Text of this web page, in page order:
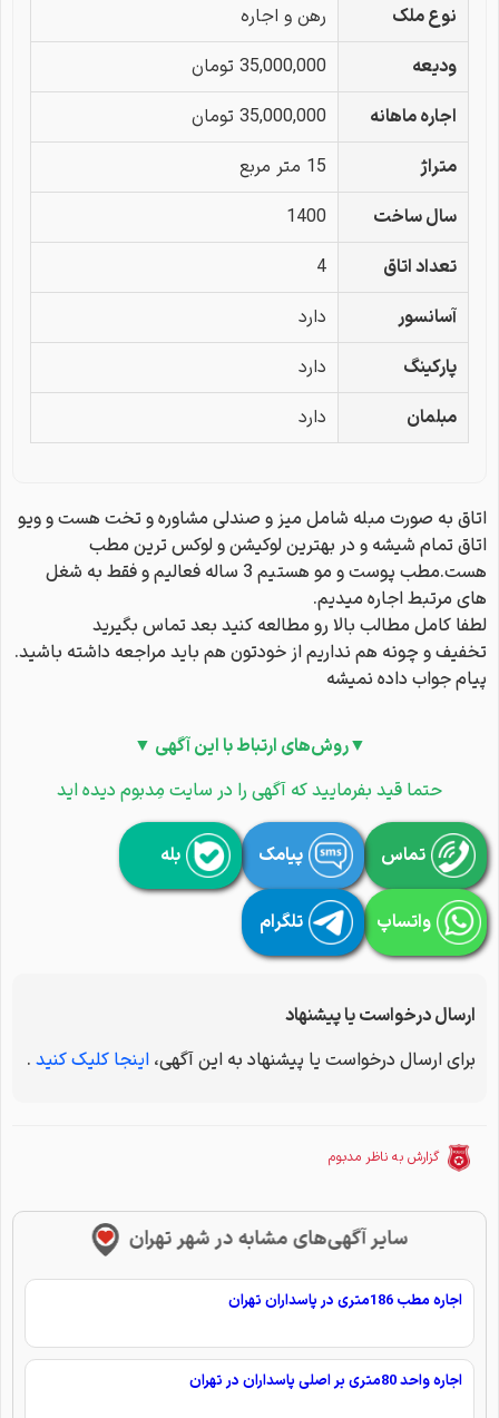
نوع ملک
رهن و اجاره
ودیعه
35,000,000 تومان
اجاره ماهانه
35,000,000 تومان
متراژ
15 متر مربع
سال ساخت
1400
تعداد اتاق
4
آسانسور
دارد
پارکینگ
دارد
مبلمان
دارد
اتاق به صورت مبله شامل میز و صندلی مشاوره و تخت هست و ویو
اتاق تمام شیشه و در بهترین لوکیشن و لوکس ترین مطب
هست.مطب پوست و مو هستیم 3 ساله فعالیم و فقط به شغل
های مرتبط اجاره میدیم.
لطفا کامل مطالب بالا رو مطالعه کنید بعد تماس بگیرید
تخفیف و چونه هم نداریم از خودتون هم باید مراجعه داشته باشید.
پیام جواب داده نمیشه
▼روش‌های ارتباط با این آگهی ▼
حتما قید بفرمایید که آگهی را در سایت مِدبوم دیده اید
تماس پیامک بله
واتساپ تلگرام
ارسال درخواست یا پیشنهاد
برای ارسال درخواست یا پیشنهاد به این آگهی، اینجا کلیک کنید .
گزارش به ناظر مدبوم
سایر آگهی‌های مشابه در شهر تهران
اجاره مطب 186متری در پاسداران تهران
اجاره واحد 80متری بر اصلی پاسداران در تهران